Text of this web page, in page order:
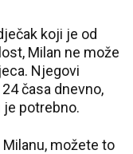
koji je od
Milan ne može
Njegovi
časa dnevno,
je potrebno.
možete to